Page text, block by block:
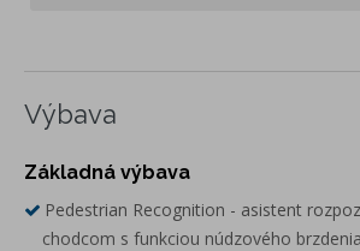
Výbava
Základná výbava
Pedestrian Recognition - asistent
chodcom s funkciou núdzového brzdenia